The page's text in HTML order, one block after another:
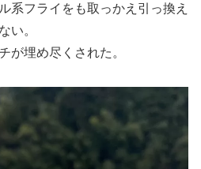
系フライをも取っかえ引っ換え
い。
が埋め尽くされた。